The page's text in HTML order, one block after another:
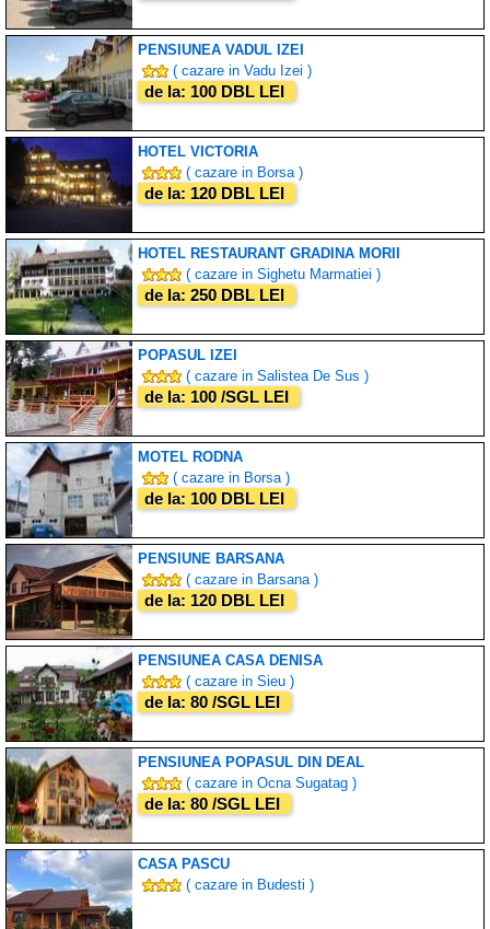
PENSIUNEA VADUL IZEI
( cazare in Vadu Izei )
de la: 100 DBL LEI
HOTEL VICTORIA
( cazare in Borsa )
de la: 120 DBL LEI
HOTEL RESTAURANT GRADINA MORII
( cazare in Sighetu Marmatiei )
de la: 250 DBL LEI
POPASUL IZEI
( cazare in Salistea De Sus )
de la: 100 /SGL LEI
MOTEL RODNA
( cazare in Borsa )
de la: 100 DBL LEI
PENSIUNE BARSANA
( cazare in Barsana )
de la: 120 DBL LEI
PENSIUNEA CASA DENISA
( cazare in Sieu )
de la: 80 /SGL LEI
PENSIUNEA POPASUL DIN DEAL
( cazare in Ocna Sugatag )
de la: 80 /SGL LEI
CASA PASCU
( cazare in Budesti )